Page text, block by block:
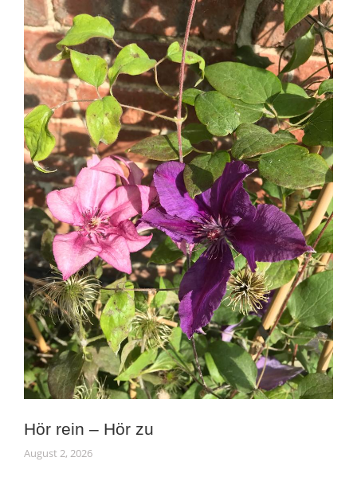
Hör rein – Hör zu
August 2, 2026